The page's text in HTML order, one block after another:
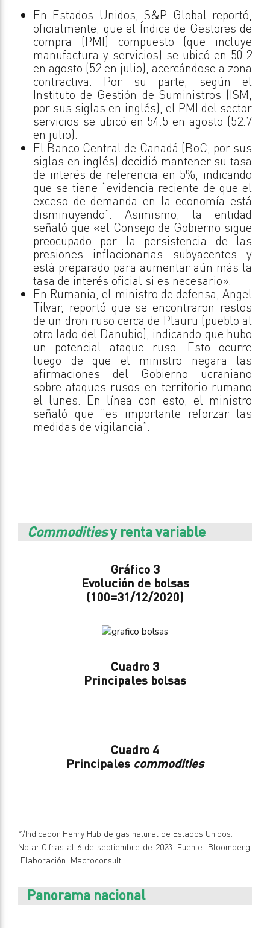
En Estados Unidos, S&P Global reportó,
oficialmente, que el Índice de Gestores de
compra (PMI) compuesto (que incluye
manufactura y servicios) se ubicó en 50.2
en agosto (52 en julio), acercándose a zona
contractiva. Por su parte, según el
Instituto de Gestión de Suministros (ISM,
por sus siglas en inglés), el PMI del sector
servicios se ubicó en 54.5 en agosto (52.7
en julio).
El Banco Central de Canadá (BoC, por sus
siglas en inglés) decidió mantener su tasa
de interés de referencia en 5%, indicando
que se tiene “evidencia reciente de que el
exceso de demanda en la economía está
disminuyendo”. Asimismo, la entidad
señaló que «el Consejo de Gobierno sigue
preocupado por la persistencia de las
presiones inflacionarias subyacentes y
está preparado para aumentar aún más la
tasa de interés oficial si es necesario».
En Rumania, el ministro de defensa, Angel
Tilvar, reportó que se encontraron restos
de un dron ruso cerca de Plauru (pueblo al
otro lado del Danubio), indicando que hubo
un potencial ataque ruso. Esto ocurre
luego de que el ministro negara las
afirmaciones del Gobierno ucraniano
sobre ataques rusos en territorio rumano
el lunes. En línea con esto, el ministro
señaló que “es importante reforzar las
medidas de vigilancia”.
Commoditiesy renta variable
Gráfico 3
Evolución de bolsas
(100=31/12/2020)
Cuadro 3
Principales bolsas
Cuadro 4
Principales commodities
*/Indicador Henry Hub de gas natural de Estados Unidos.
Nota: Cifras al 6 de septiembre de 2023. Fuente: Bloomberg.
Elaboración: Macroconsult.
Panorama nacional